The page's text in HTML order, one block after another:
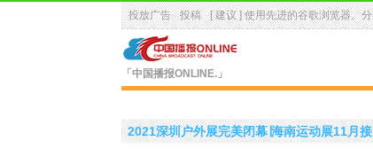
投放广告 投稿 [ 建议 ] 使用先进的谷歌浏览器。
「中国播报ONLINE.」
2021深圳户外展完美闭幕∣海南运动展11月